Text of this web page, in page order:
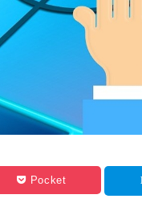
Pocket